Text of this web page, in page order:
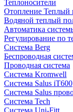
Теплоносители
Отопление Теплый
Водяной теплый
Автоматика
Регулирование по
Система Berg
Беспроводная
Проводная система
Система Kromwell
Система Salus iT600
Система Salus
Система Tech
Система Uni-Fitt